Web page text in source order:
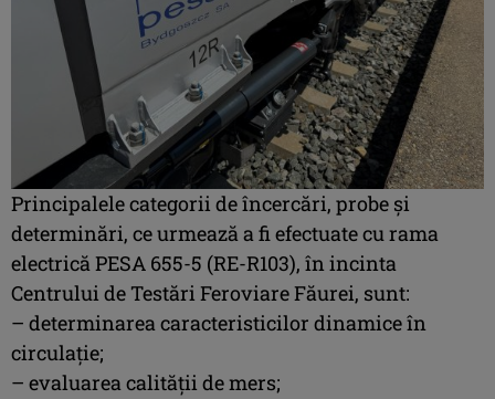
Principalele categorii de încercări, probe și
determinări, ce urmează a fi efectuate cu rama
electrică PESA 655-5 (RE-R103), în incinta
Centrului de Testări Feroviare Făurei, sunt:
– determinarea caracteristicilor dinamice în
circulație;
– evaluarea calității de mers;